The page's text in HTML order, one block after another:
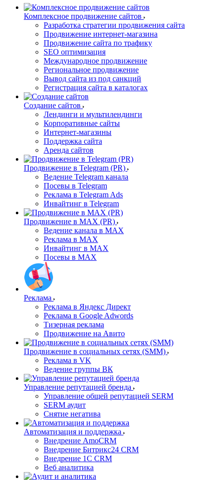
Комплексное продвижение сайтов
Разработка стратегии продвижения сайта
Продвижение интернет-магазина
Продвижение сайта по трафику
SEO оптимизация
Международное продвижение
Региональное продвижение
Вывод сайта из под санкций
Регистрация сайта в каталогах
Создание сайтов
Лендинги и мультилендинги
Корпоративные сайты
Интернет-магазины
Поддержка сайта
Аренда сайтов
Продвижение в Telegram (PR)
Ведение Telegram канала
Посевы в Telegram
Реклама в Telegram Ads
Инвайтинг в Telegram
Продвижение в MAX (PR)
Ведение канала в MAX
Реклама в MAX
Инвайтинг в MAX
Посевы в MAX
Реклама
Реклама в Яндекс Директ
Реклама в Google Adwords
Тизерная реклама
Продвижение на Авито
Продвижение в социальных сетях (SMM)
Реклама в VK
Ведение группы ВК
Управление репутацией бренда
Управление общей репутацией SERM
SERM аудит
Снятие негатива
Автоматизация и поддержка
Внедрение AmoCRM
Внедрение Битрикс24 CRM
Внедрение 1C CRM
Веб аналитика